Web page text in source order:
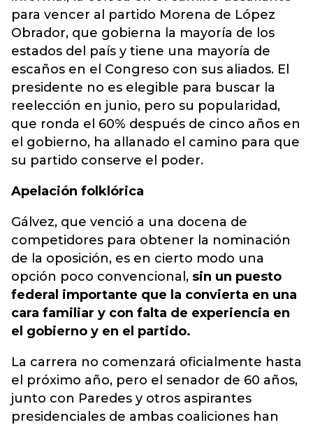
para vencer al partido Morena de López
Obrador, que gobierna la mayoría de los
estados del país y tiene una mayoría de
escaños en el Congreso con sus aliados. El
presidente no es elegible para buscar la
reelección en junio, pero su popularidad,
que ronda el 60% después de cinco años en
el gobierno, ha allanado el camino para que
su partido conserve el poder.
Apelación folklórica
Gálvez, que venció a una docena de
competidores para obtener la nominación
de la oposición, es en cierto modo una
opción poco convencional, sin un puesto
federal importante que la convierta en una
cara familiar y con falta de experiencia en
el gobierno y en el partido.
La carrera no comenzará oficialmente hasta
el próximo año, pero el senador de 60 años,
junto con Paredes y otros aspirantes
presidenciales de ambas coaliciones han